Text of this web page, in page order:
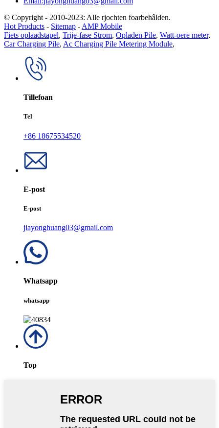
© Copyright - 2010-2023: Alle rjochten foarbehâlden.
Hot Products - Sitemap - AMP Mobile
Fiets oplaadstapel, Trije-fase Strom, Opladen Pile, Watt-oere meter,
Car Charging Pile, Ac Charging Pile Metering Module,
Tillefoan
Tel
+86 18675534520
E-post
E-post
jiayonghuang03@gmail.com
Whatsapp
whatsapp
Top